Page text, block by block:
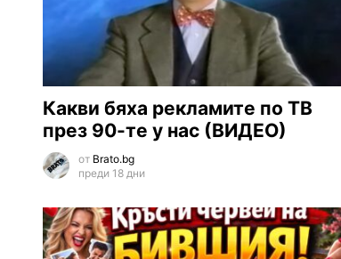
Какви бяха рекламите по ТВ
през 90-те у нас (ВИДЕО)
от Brato.bg
преди 18 дни